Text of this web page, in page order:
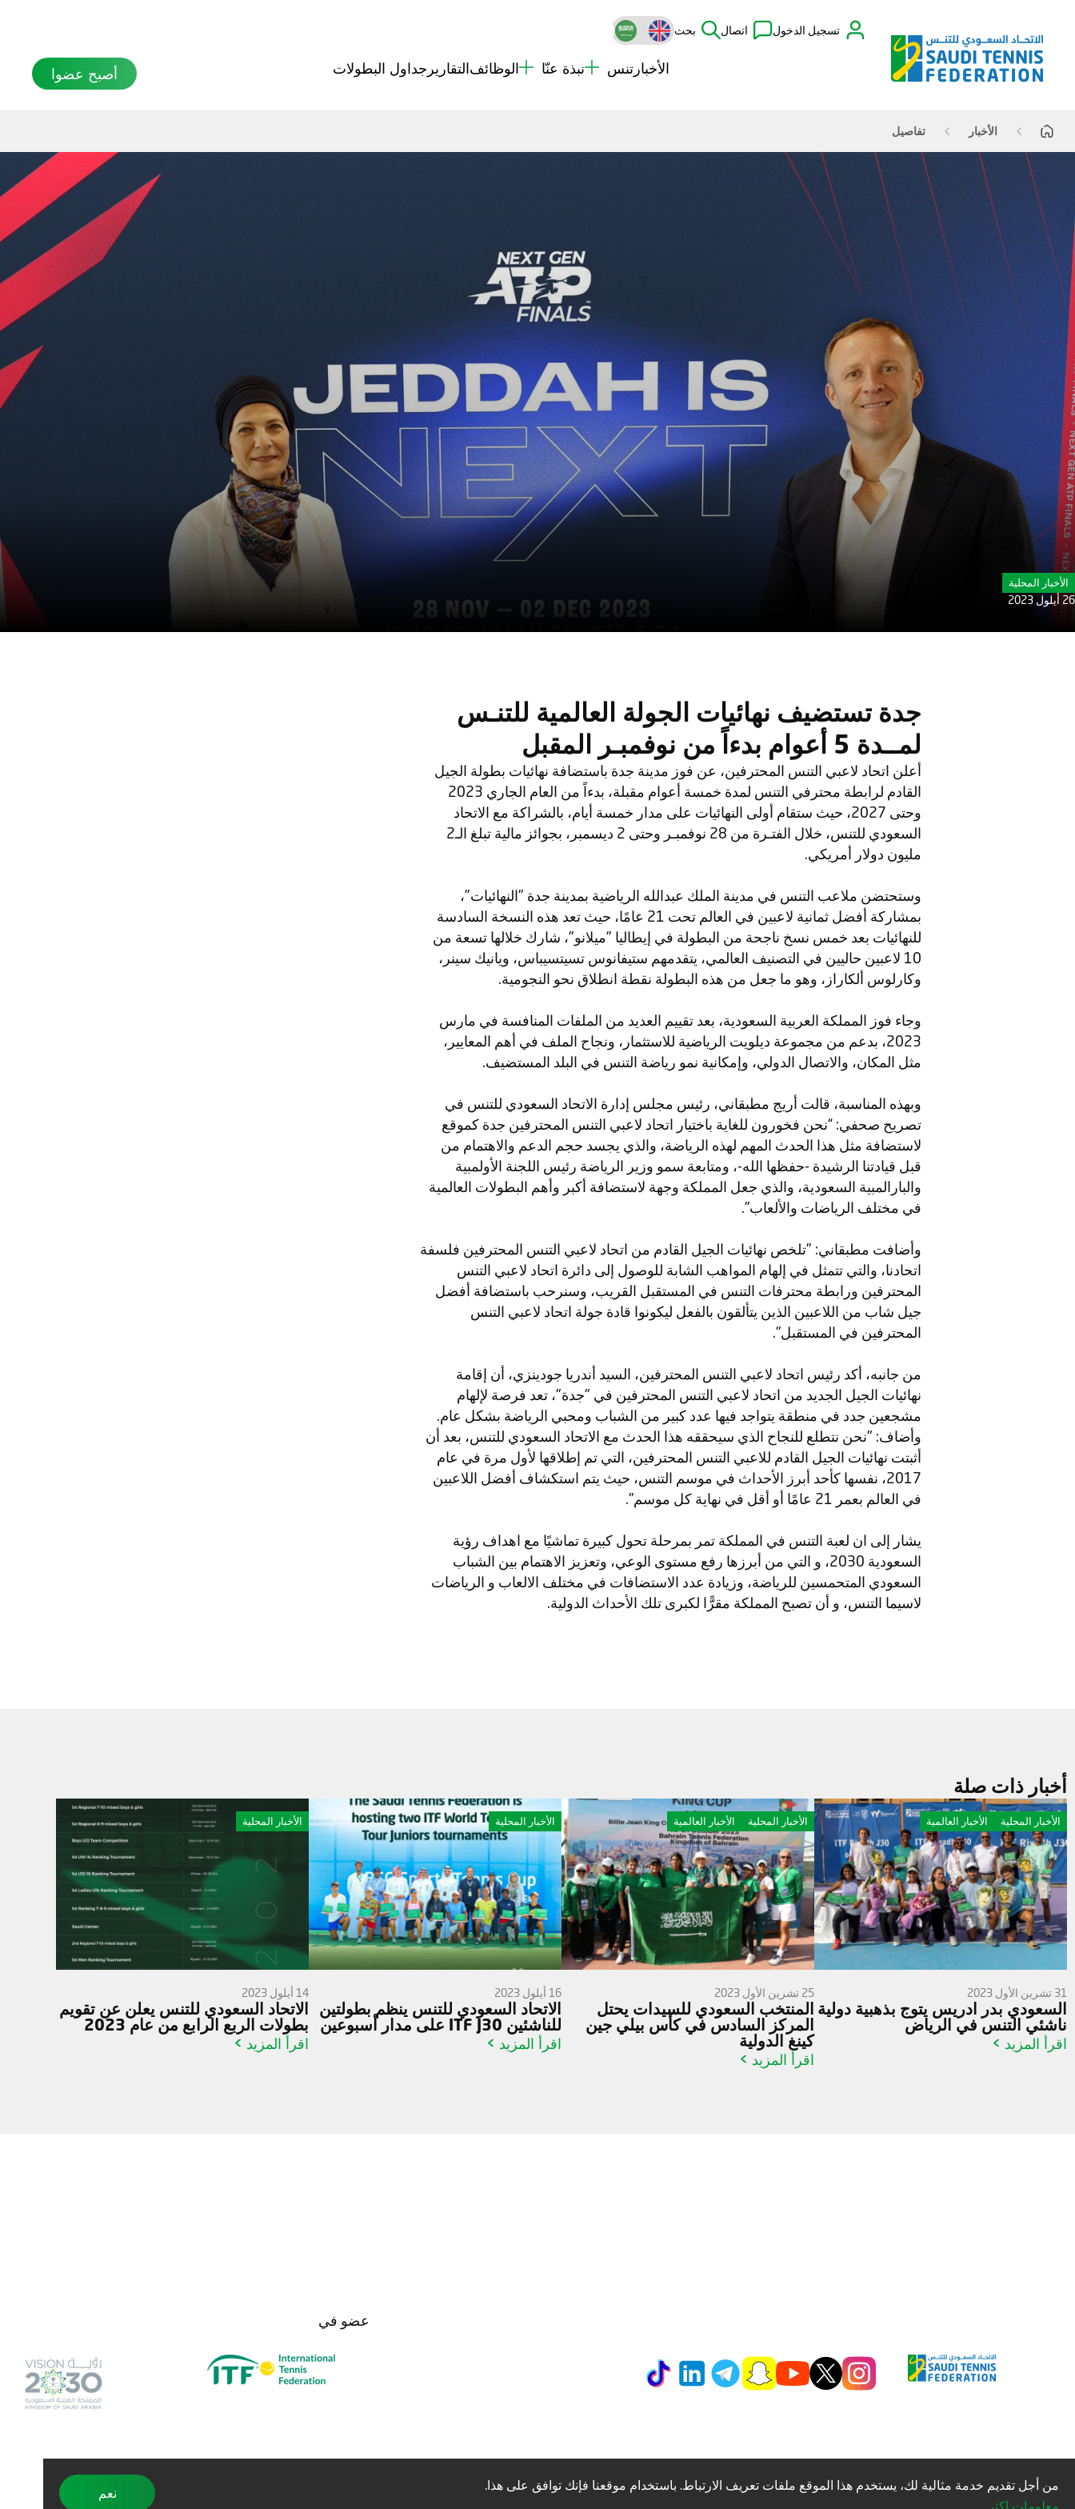
من أجل تقديم خدمة مثالية لك، يستخدم هذا الموقع ملفات تعريف الارتباط. باستخدام موقعنا فإنك توافق على هذا.
معلومات اكثر
نعم
تسجيل الدخول اتصال بحث
الأخبارتنس نبذة عنّا الوظائفالتقارير جداول البطولات أصبح عضوا
الأخبار تفاصيل
الأخبار المحلية
26 أيلول 2023
جدة تستضيف نهائيات الجولة العالمية للتنـس
لمــدة 5 أعوام بدءاً من نوفمبـر المقبل
أعلن اتحاد لاعبي التنس المحترفين، عن فوز مدينة جدة باستضافة نهائيات بطولة الجيل
القادم لرابطة محترفي التنس لمدة خمسة أعوام مقبلة، بدءاً من العام الجاري 2023
وحتى 2027، حيث ستقام أولى النهائيات على مدار خمسة أيام، بالشراكة مع الاتحاد
السعودي للتنس، خلال الفتـرة من 28 نوفمبـر وحتى 2 ديسمبر، بجوائز مالية تبلغ الـ2
مليون دولار أمريكي.
وستحتضن ملاعب التنس في مدينة الملك عبدالله الرياضية بمدينة جدة "النهائيات"،
بمشاركة أفضل ثمانية لاعبين في العالم تحت 21 عامًا، حيث تعد هذه النسخة السادسة
للنهائيات بعد خمس نسخ ناجحة من البطولة في إيطاليا "ميلانو"، شارك خلالها تسعة من
10 لاعبين حاليين في التصنيف العالمي، يتقدمهم ستيفانوس تسيتسيباس، ويانيك سينر،
وكارلوس ألكاراز، وهو ما جعل من هذه البطولة نقطة انطلاق نحو النجومية.
وجاء فوز المملكة العربية السعودية، بعد تقييم العديد من الملفات المنافسة في مارس
2023، بدعم من مجموعة ديلويت الرياضية للاستثمار، ونجاح الملف في أهم المعايير،
مثل المكان، والاتصال الدولي، وإمكانية نمو رياضة التنس في البلد المستضيف.
وبهذه المناسبة، قالت أريج مطبقاني، رئيس مجلس إدارة الاتحاد السعودي للتنس في
تصريح صحفي: “نحن فخورون للغاية باختيار اتحاد لاعبي التنس المحترفين جدة كموقع
لاستضافة مثل هذا الحدث المهم لهذه الرياضة، والذي يجسد حجم الدعم والاهتمام من
قبل قيادتنا الرشيدة -حفظها الله-، ومتابعة سمو وزير الرياضة رئيس اللجنة الأولمبية
والبارالمبية السعودية، والذي جعل المملكة وجهة لاستضافة أكبر وأهم البطولات العالمية
في مختلف الرياضات والألعاب".
وأضافت مطبقاني: "تلخص نهائيات الجيل القادم من اتحاد لاعبي التنس المحترفين فلسفة
اتحادنا، والتي تتمثل في إلهام المواهب الشابة للوصول إلى دائرة اتحاد لاعبي التنس
المحترفين ورابطة محترفات التنس في المستقبل القريب، وسنرحب باستضافة أفضل
جيل شاب من اللاعبين الذين يتألقون بالفعل ليكونوا قادة جولة اتحاد لاعبي التنس
المحترفين في المستقبل".
من جانبه، أكد رئيس اتحاد لاعبي التنس المحترفين، السيد أندريا جودينزي، أن إقامة
نهائيات الجيل الجديد من اتحاد لاعبي التنس المحترفين في "جدة"، تعد فرصة لإلهام
مشجعين جدد في منطقة يتواجد فيها عدد كبير من الشباب ومحبي الرياضة بشكل عام.
وأضاف: "نحن نتطلع للنجاح الذي سيحققه هذا الحدث مع الاتحاد السعودي للتنس، بعد أن
أثبتت نهائيات الجيل القادم للاعبي التنس المحترفين، التي تم إطلاقها لأول مرة في عام
2017، نفسها كأحد أبرز الأحداث في موسم التنس، حيث يتم استكشاف أفضل اللاعبين
في العالم بعمر 21 عامًا أو أقل في نهاية كل موسم".
يشار إلى ان لعبة التنس في المملكة تمر بمرحلة تحول كبيرة تماشيًا مع اهداف رؤية
السعودية 2030، و التي من أبرزها رفع مستوى الوعي، وتعزيز الاهتمام بين الشباب
السعودي المتحمسين للرياضة، وزيادة عدد الاستضافات في مختلف الالعاب و الرياضات
لاسيما التنس، و أن تصبح المملكة مقرًّا لكبرى تلك الأحداث الدولية.
أخبار ذات صلة
الأخبار المحلية الأخبار العالمية
31 تشرين الأول 2023
السعودي بدر ادريس يتوج بذهبية دولية
ناشئي التنس في الرياض
اقرأ المزيد >
الأخبار المحلية الأخبار العالمية
25 تشرين الأول 2023
المنتخب السعودي للسيدات يحتل
المركز السادس في كأس بيلي جين
كينغ الدولية
اقرأ المزيد >
الأخبار المحلية
16 أيلول 2023
‎الاتحاد السعودي للتنس ينظم بطولتين
للناشئين ITF J30 على مدار أسبوعين
اقرأ المزيد >
الأخبار المحلية
14 أيلول 2023
الاتحاد السعودي للتنس يعلن عن تقويم
بطولات الربع الرابع من عام 2023
اقرأ المزيد >
عضو في